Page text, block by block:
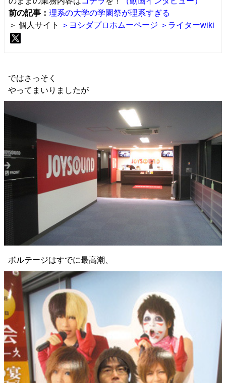
前の記事： 理系の大学の学園祭が理系すぎる
＞ 個人サイト
＞ヨシダプロホムーページ ＞ライターwiki
ではさっそく
やってまいりましたが
ボルテージはすでに最高潮、